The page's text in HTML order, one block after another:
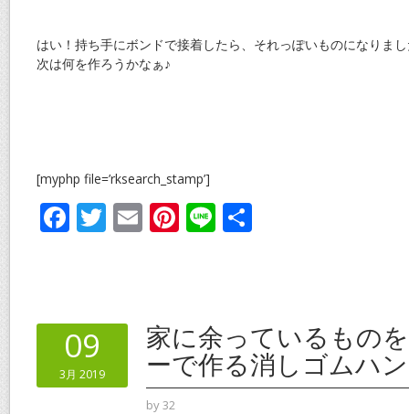
はい！持ち手にボンドで接着したら、それっぽいものになりま
次は何を作ろうかなぁ♪
[myphp file=’rksearch_stamp’]
F
o
o
k
T E Pi
st
Li
09
3月 2019
家に余っているもの
ーで作る消しゴムハ
by32